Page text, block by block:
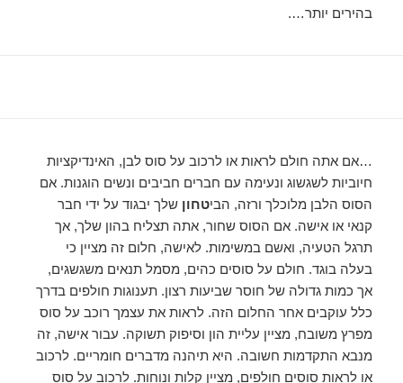
בהירים יותר….
…אם אתה חולם לראות או לרכוב על סוס לבן, האינדיקציות
חיוביות לשגשוג ונעימה עם חברים חביבים ונשים הוגנות. אם
הסוס הלבן מלוכלך ורזה, הביטחון שלך יבגוד על ידי חבר
קנאי או אישה. אם הסוס שחור, אתה תצליח בהון שלך, אך
תרגל הטעיה, ואשם במשימות. לאישה, חלום זה מציין כי
בעלה בוגד. חולם על סוסים כהים, מסמל תנאים משגשגים,
אך כמות גדולה של חוסר שביעות רצון. תענוגות חולפים בדרך
כלל עוקבים אחר החלום הזה. לראות את עצמך רוכב על סוס
מפרץ משובח, מציין עליית הון וסיפוק תשוקה. עבור אישה, זה
מנבא התקדמות חשובה. היא תיהנה מדברים חומריים. לרכוב
או לראות סוסים חולפים, מציין קלות ונוחות. לרכוב על סוס